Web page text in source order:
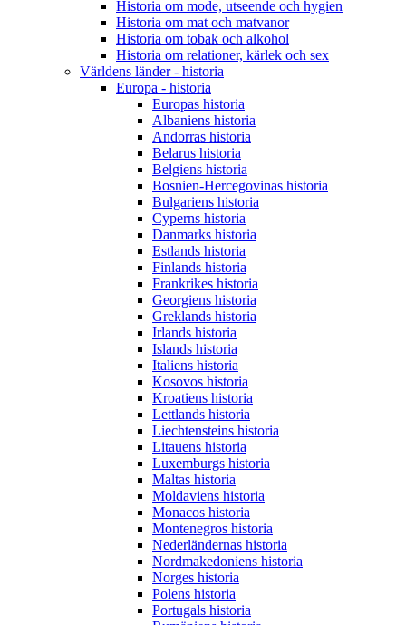
Historia om mode, utseende och hygien
Historia om mat och matvanor
Historia om tobak och alkohol
Historia om relationer, kärlek och sex
Världens länder - historia
Europa - historia
Europas historia
Albaniens historia
Andorras historia
Belarus historia
Belgiens historia
Bosnien-Hercegovinas historia
Bulgariens historia
Cyperns historia
Danmarks historia
Estlands historia
Finlands historia
Frankrikes historia
Georgiens historia
Greklands historia
Irlands historia
Islands historia
Italiens historia
Kosovos historia
Kroatiens historia
Lettlands historia
Liechtensteins historia
Litauens historia
Luxemburgs historia
Maltas historia
Moldaviens historia
Monacos historia
Montenegros historia
Nederländernas historia
Nordmakedoniens historia
Norges historia
Polens historia
Portugals historia